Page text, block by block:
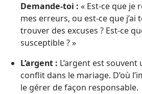
Demande-toi : « Est-ce que je
mes erreurs, ou est-ce que j’ai
trouver des excuses ? Est-ce
susceptible ? »
L’argent : L’argent est
conflit dans le mariage. D’où
le gérer de façon responsable.